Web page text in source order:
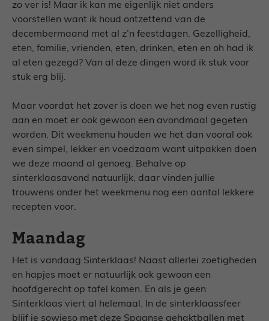
zo ver is! Maar ik kan me eigenlijk niet anders
voorstellen want ik houd ontzettend van de
decembermaand met al z’n feestdagen. Gezelligheid,
eten, familie, vrienden, eten, drinken, eten en oh had ik
al eten gezegd? Van al deze dingen word ik stuk voor
stuk erg blij.
Maar voordat het zover is doen we het nog even rustig
aan en moet er ook gewoon een avondmaal gegeten
worden. Dit weekmenu houden we het dan vooral ook
even simpel, lekker en voedzaam want uitpakken doen
we deze maand al genoeg. Behalve op
sinterklaasavond natuurlijk, daar vinden jullie
trouwens onder het weekmenu nog een aantal lekkere
recepten voor.
Maandag
Het is vandaag Sinterklaas! Naast allerlei zoetigheden
en hapjes moet er natuurlijk ook gewoon een
hoofdgerecht op tafel komen. En als je geen
Sinterklaas viert al helemaal. In de sinterklaassfeer
blijf je sowieso met deze Spaanse gehaktballen met